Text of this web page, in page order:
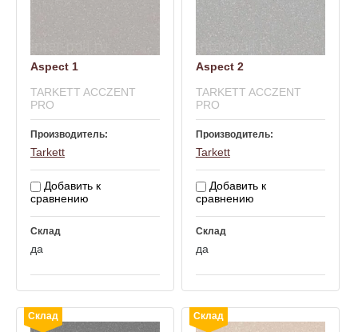
Aspect 1
TARKETT ACCZENT
PRO
Производитель:
Tarkett
Добавить к
сравнению
Склад
да
Aspect 2
TARKETT ACCZENT
PRO
Производитель:
Tarkett
Добавить к
сравнению
Склад
да
Склад Склад